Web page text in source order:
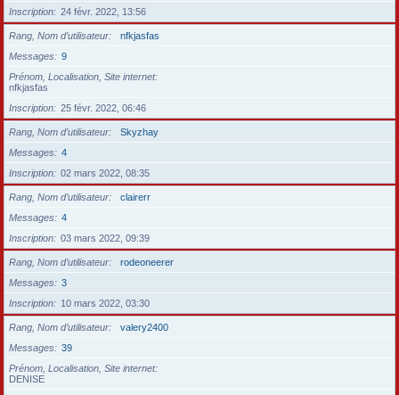
Inscription
24 févr. 2022, 13:56
Rang, Nom d’utilisateur
nfkjasfas
Messages
9
Prénom, Localisation, Site internet
nfkjasfas
Inscription
25 févr. 2022, 06:46
Rang, Nom d’utilisateur
Skyzhay
Messages
4
Inscription
02 mars 2022, 08:35
Rang, Nom d’utilisateur
clairerr
Messages
4
Inscription
03 mars 2022, 09:39
Rang, Nom d’utilisateur
rodeoneerer
Messages
3
Inscription
10 mars 2022, 03:30
Rang, Nom d’utilisateur
valery2400
Messages
39
Prénom, Localisation, Site internet
DENISE